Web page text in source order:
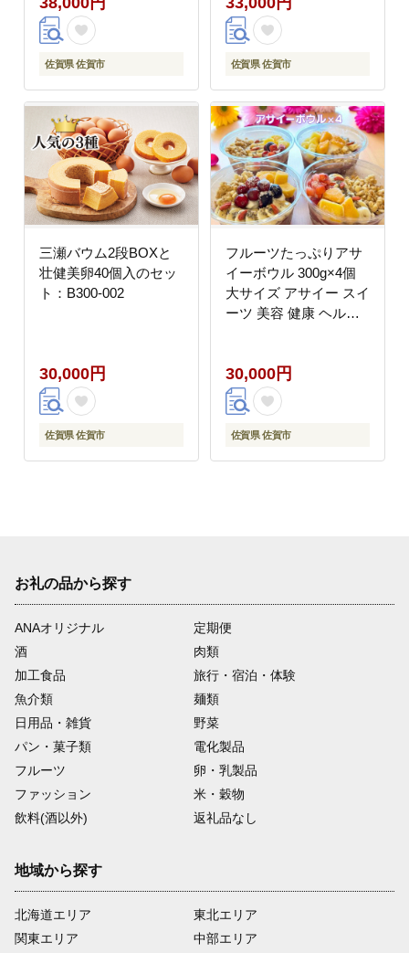
佐賀県 佐賀市 佐賀県 佐賀市
三瀬バウム2段BOXと
壮健美卵40個入のセッ
ト：B300-002
30,000円
佐賀県 佐賀市
フルーツたっぷりアサ
イーボウル 300g×4個
大サイズ アサイー スイ
ーツ 美容 健康 ヘルシ
30,000円
佐賀県 佐賀市
お礼の品から探す
ANAオリジナル
定期便
酒
肉類
加工食品
旅行・宿泊・体験
魚介類
麺類
日用品・雑貨
野菜
パン・菓子類
電化製品
フルーツ
卵・乳製品
ファッション
米・穀物
飲料(酒以外)
返礼品なし
地域から探す
北海道エリア
関東エリア
東北エリア
中部エリア